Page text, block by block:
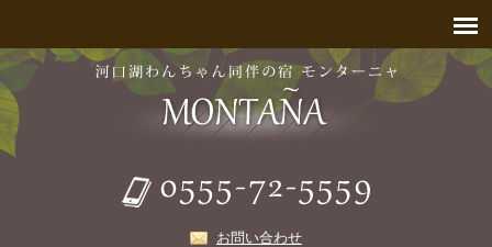
お問い合わせ